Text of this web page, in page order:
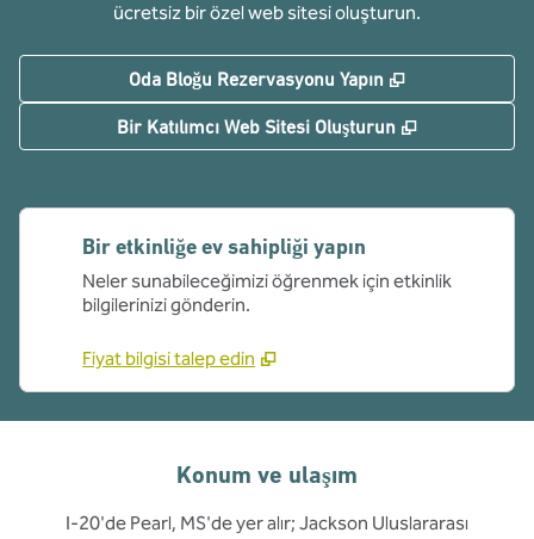
ücretsiz bir özel web sitesi oluşturun.
Oda Bloğu Rezervasyonu Yapın ,
Bir Katılımcı Web Sitesi Oluşturun ,
Bir etkinliğe ev sahipliği yapın
Neler sunabileceğimizi öğrenmek için etkinlik
bilgilerinizi gönderin.
Fiyat bilgisi talep edin
Konum ve ulaşım
I-20'de Pearl, MS'de yer alır; Jackson Uluslararası